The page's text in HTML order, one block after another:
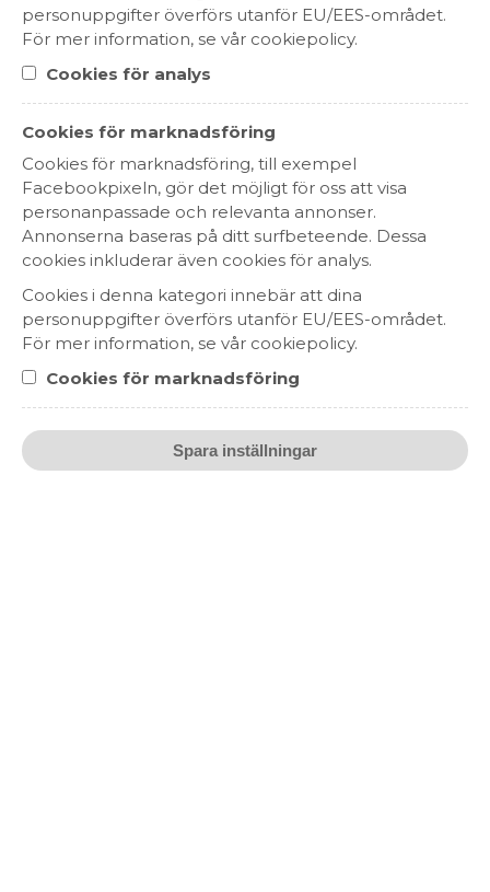
Devaux Augusta Brut
369 kr
CHAMPAGNE, FRANKRIKE
personuppgifter överförs utanför EU/EES-området.
För mer information, se vår cookiepolicy.
Cookies för analys
Cookies för marknadsföring
Cookies för marknadsföring, till exempel
Facebookpixeln, gör det möjligt för oss att visa
personanpassade och relevanta annonser.
Annonserna baseras på ditt surfbeteende. Dessa
cookies inkluderar även cookies för analys.
Cookies i denna kategori innebär att dina
personuppgifter överförs utanför EU/EES-området.
För mer information, se vår cookiepolicy.
Cookies för marknadsföring
Spara inställningar